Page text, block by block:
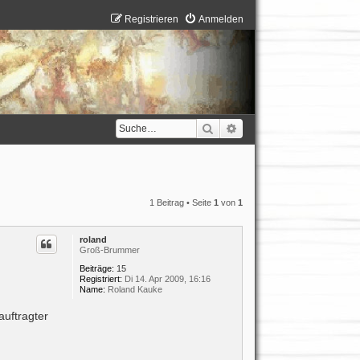
Anmelden
Registrieren
Suche
1 Beitrag • Seite 1 von 1
roland
Groß-Brummer
Beiträge: 15
Registriert: Di 14. Apr 2009, 16:16
Name: Roland Kauke